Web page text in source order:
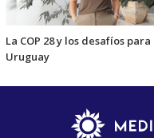
La COP 28 y los desafíos para
Uruguay